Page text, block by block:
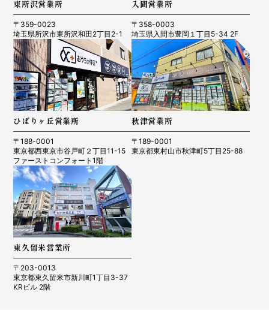
東所沢営業所
〒359-0023
埼玉県所沢市東所沢和田2丁目2-1
入間営業所
〒358-0003
埼玉県入間市豊岡１丁目5-34 2F
ひばりヶ丘営業所
〒188-0001
東京都西東京市谷戸町２丁目11-15
ファーストコンフォート1階
秋津営業所
〒189-0001
東京都東村山市秋津町5丁目25-88
東久留米営業所
〒203-0013
東京都東久留米市新川町1丁目3-37
KRビル 2階